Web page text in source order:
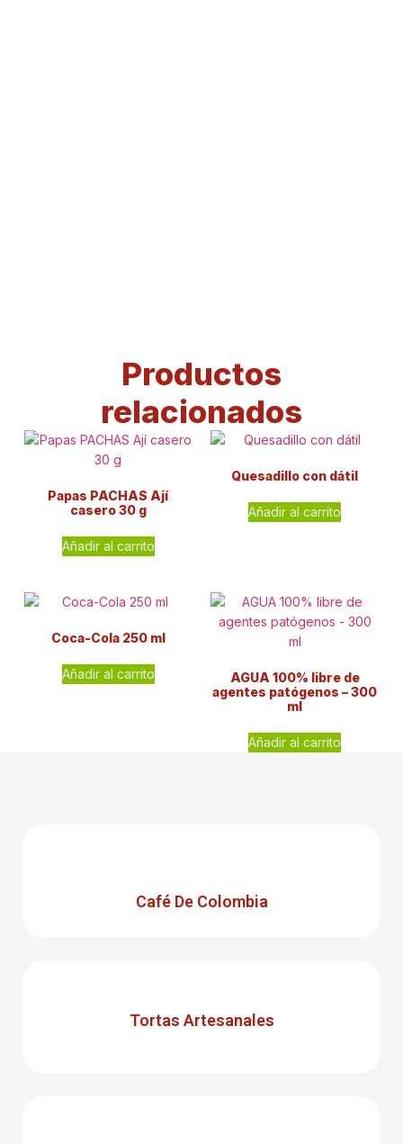
Productos
relacionados
Papas PACHAS Ají
casero 30 g
Añadir al carrito
Quesadillo con dátil
Añadir al carrito
Coca-Cola 250 ml
Añadir al carrito
AGUA 100% libre de
agentes patógenos – 300
ml
Añadir al carrito
Café De Colombia
Tortas Artesanales